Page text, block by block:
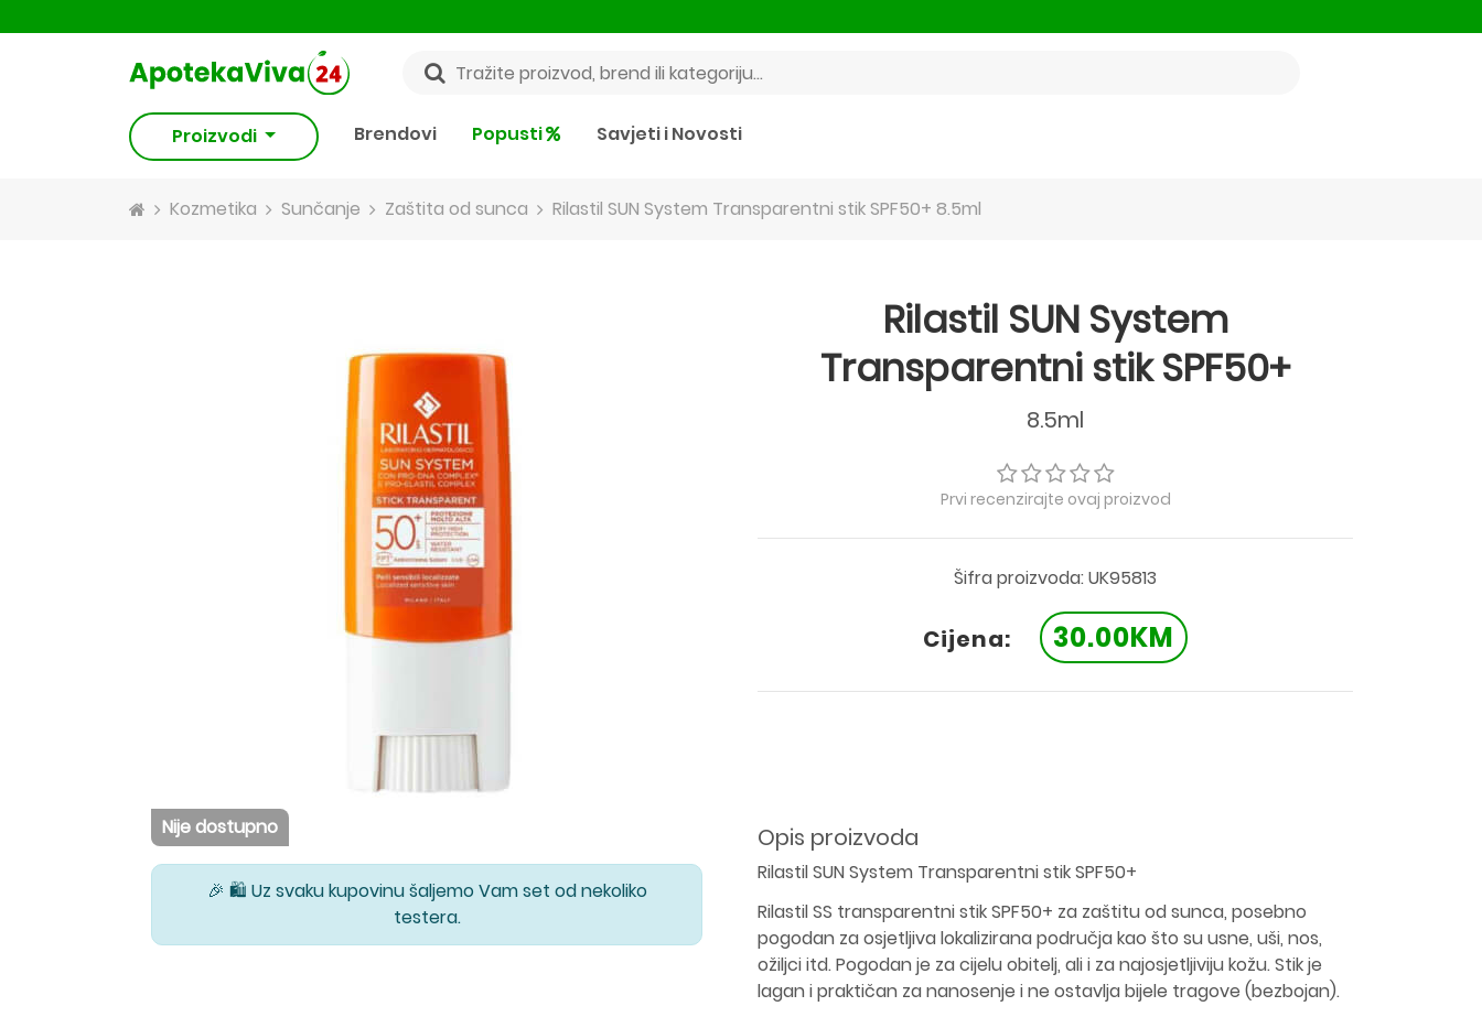
Proizvodi Brendovi Popusti Savjeti i Novosti
Kozmetika Sunčanje Zaštita od sunca Rilastil SUN System Transparentni stik SPF50+ 8.5ml
Nije dostupno
🎉 🛍️ Uz svaku kupovinu šaljemo Vam set od nekoliko
testera.
Rilastil SUN System
Transparentni stik SPF50+
8.5ml
Prvi recenzirajte ovaj proizvod
Šifra proizvoda: UK95813
Cijena: 30.00KM
Opis proizvoda
Rilastil SUN System Transparentni stik SPF50+
Rilastil SS transparentni stik SPF50+ za zaštitu od sunca, posebno
pogodan za osjetljiva lokalizirana područja kao što su usne, uši, nos,
ožiljci itd. Pogodan je za cijelu obitelj, ali i za najosjetljiviju kožu. Stik je
lagan i praktičan za nanosenje i ne ostavlja bijele tragove (bezbojan).